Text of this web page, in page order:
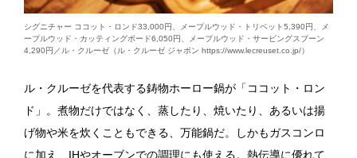
シグニチャー ココット・ロンド33,000円、メープルウッド・トリベット5,390円、メ
ープルウッド・カッティングボード6,050円、メープルウッド・サービングスプーン
4,290円／ル・クルーゼ（ル・クルーゼ ジャポン https://www.lecreuset.co.jp/）
ル・クルーゼを代表する鋳物ホーロー鍋が「ココット・ロン
ド」。煮物だけではなく、蒸したり、焼いたり、あるいは揚
げ物や米を炊くこともできる、万能鍋だ。しかもガスコンロ
に加え、IHやオーブンでの調理にも使える。熱伝導に優れて